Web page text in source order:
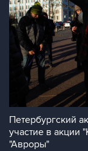
Петербургский
участие в акции
"Авроры"